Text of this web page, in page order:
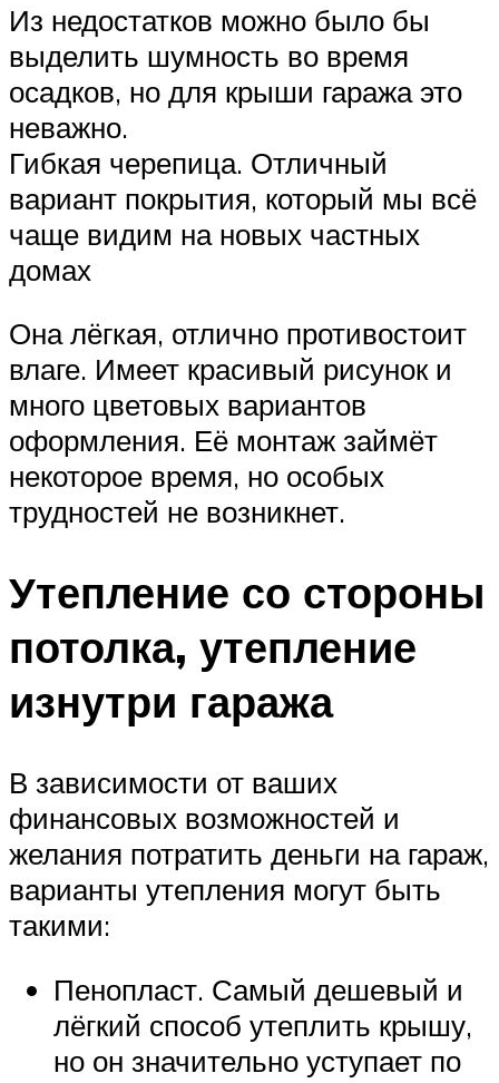
Из недостатков можно было бы
выделить шумность во время
осадков, но для крыши гаража это
неважно.
Гибкая черепица. Отличный
вариант покрытия, который мы всё
чаще видим на новых частных
домах
Она лёгкая, отлично противостоит
влаге. Имеет красивый рисунок и
много цветовых вариантов
оформления. Её монтаж займёт
некоторое время, но особых
трудностей не возникнет.
Утепление со стороны
потолка, утепление
изнутри гаража
В зависимости от ваших
финансовых возможностей и
желания потратить деньги на гараж,
варианты утепления могут быть
такими:
Пенопласт. Самый дешевый и
лёгкий способ утеплить крышу,
но он значительно уступает по